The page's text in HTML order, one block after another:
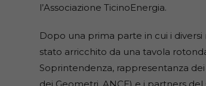
l’Associazione TicinoEnergia.
Dopo una prima parte in cui i
stato arricchito da una tavola
Soprintendenza, rappresentanza